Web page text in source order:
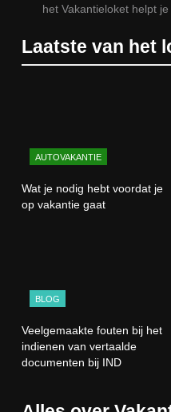
het Vakantieloket helpt
Laatste van het
AUTOVAKANTIE
Wat je nodig hebt voordat je
op vakantie gaat
BLOG
Veelgemaakte fouten bij het
indienen van vertaalde
documenten bij IND